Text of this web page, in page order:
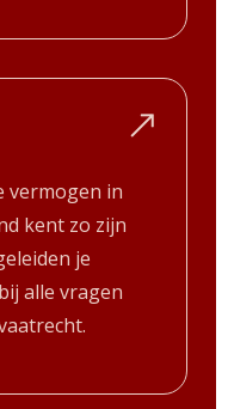
vermogen in
kent zo zijn
je
alle vragen